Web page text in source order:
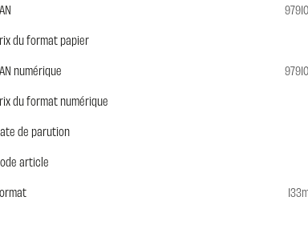
du format papier
numérique
du format numérique
de parution
article